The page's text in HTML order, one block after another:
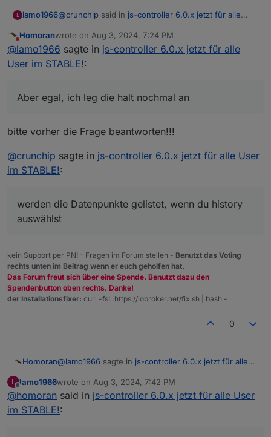
L lamo1966@crunchip said in js-controller 6.0.x jetzt für alle
die werden üblicherweise nur entfernt, wenn
man z.b. Datenpunkte löscht und neu anlegen
lässt
ich hab da ganz sicher nichts gemacht und die
Aber egal, ich leg die halt nochmal an
Trotzdem danke für deine Hilfe
Do not disturb
Homoranwrote on Aug 3, 2024, 7:24 PM
last edited by
@lamo1966 sagte in js-controller 6.0.x jetzt für alle
User im STABLE!:
Aber egal, ich leg die halt nochmal an
bitte vorher die Frage beantworten!!!
@crunchip sagte in js-controller 6.0.x jetzt für alle User
im STABLE!:
werden die Datenpunkte gelistet, wenn du history
auswählst
kein Support per PN! - Fragen im Forum stellen - Benutzt das Voting
rechts unten im Beitrag wenn er euch geholfen hat.
Das Forum freut sich über eine Spende. Benutzt dazu den
Spendenbutton oben rechts. Danke!
der Installationsfixer: curl -fsL https://iobroker.net/fix.sh | bash -
0
Homoran@lamo1966 sagte in js-controller 6.0.x jetzt für alle
Aber egal, ich leg die halt nochmal an
L
Offline
lamo1966wrote on Aug 3, 2024, 7:42 PM
last edited by
@homoran said in js-controller 6.0.x jetzt für alle User
im STABLE!: